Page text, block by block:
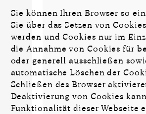
Sie können Ihren Browser so
Sie über das Setzen von
werden und Cookies nur im
die Annahme von Cookies für
oder generell ausschließen
automatische Löschen der
Schließen des Browser
Deaktivierung von Cookies
Funktionalität dieser Webseite